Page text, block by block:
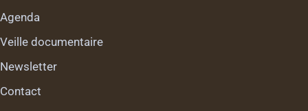
Agenda
Veille documentaire
Newsletter
Contact